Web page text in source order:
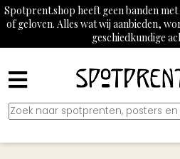
Spotprent.shop heeft geen banden
of geloven. Alles wat wij aanbieden,
geschiedkundige